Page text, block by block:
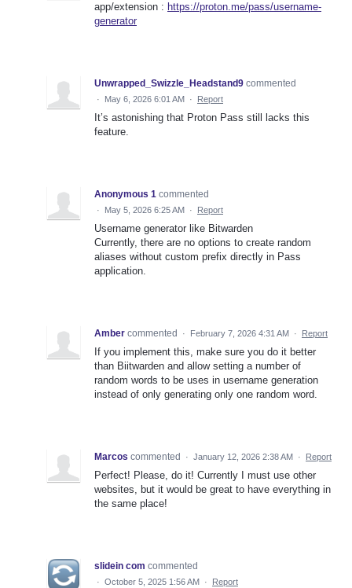
app/extension : https://proton.me/pass/username-
generator
Unwrapped_Swizzle_Headstand9 commented
· May 6, 2026 6:01 AM · Report
It’s astonishing that Proton Pass still lacks this
feature.
Anonymous 1 commented
· May 5, 2026 6:25 AM · Report
Username generator like Bitwarden
Currently, there are no options to create random
aliases without custom prefix directly in Pass
application.
Amber commented · February 7, 2026 4:31 AM · Report
If you implement this, make sure you do it better
than Biitwarden and allow setting a number of
random words to be uses in username generation
instead of only generating only one random word.
Marcos commented · January 12, 2026 2:38 AM · Report
Perfect! Please, do it! Currently I must use other
websites, but it would be great to have everything in
the same place!
slidein com commented
· October 5, 2025 1:56 AM · Report